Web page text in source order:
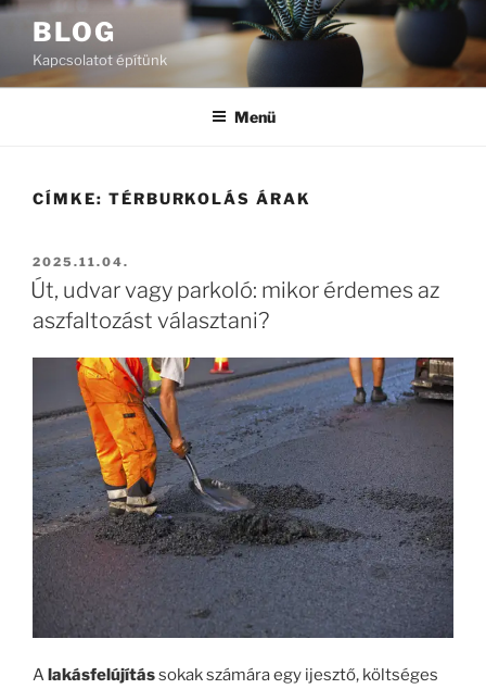
Tartalomhoz
BLOG
Kapcsolatot építünk
Menü
CÍMKE: TÉRBURKOLÁS ÁRAK
BEKÜLDVE:
2025.11.04.
Út, udvar vagy parkoló: mikor érdemes az
aszfaltozást választani?
A lakásfelújítássokak számára egy ijesztő, költséges